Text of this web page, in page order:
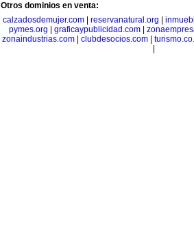
Otros dominios en venta:
calzadosdemujer.com
reservanatural.org
pymes.org
graficaypublicidad.com
zonaindustrias.com| clubdesocios.com|